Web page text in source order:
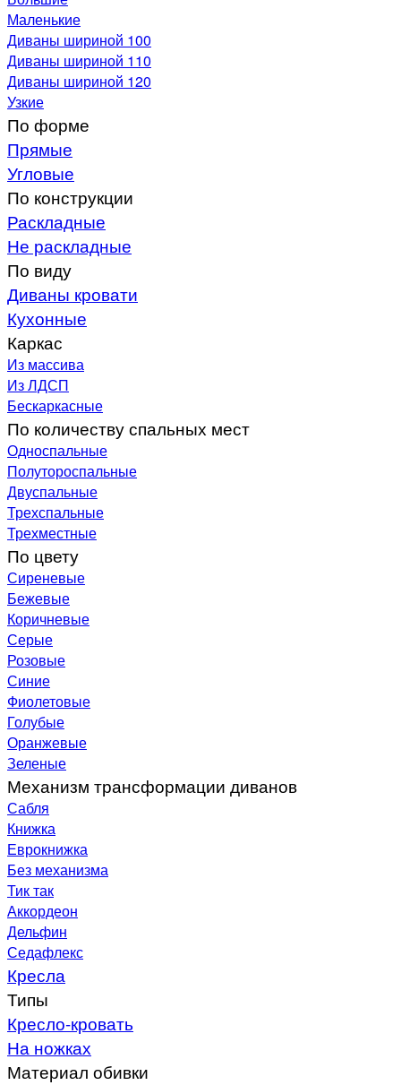
Маленькие
Диваны шириной 100
Диваны шириной 110
Диваны шириной 120
Узкие
По форме
Прямые
Угловые
По конструкции
Раскладные
Не раскладные
По виду
Диваны кровати
Кухонные
Каркас
Из массива
Из ЛДСП
Бескаркасные
По количеству спальных мест
Односпальные
Полутороспальные
Двуспальные
Трехспальные
Трехместные
По цвету
Сиреневые
Бежевые
Коричневые
Серые
Розовые
Синие
Фиолетовые
Голубые
Оранжевые
Зеленые
Механизм трансформации диванов
Сабля
Книжка
Еврокнижка
Без механизма
Тик так
Аккордеон
Дельфин
Седафлекс
Кресла
Типы
Кресло-кровать
На ножках
Материал обивки